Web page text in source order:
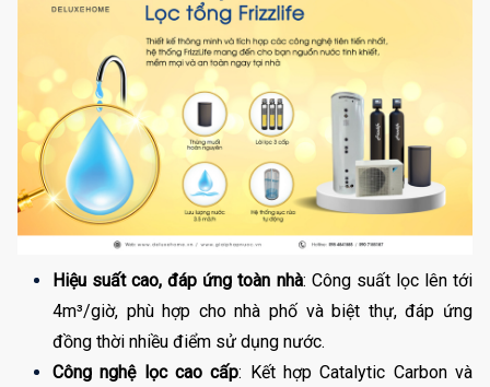
Hiệu suất cao, đáp ứng toàn nhà: Công suất lọc lên tới
4m³/giờ, phù hợp cho nhà phố và biệt thự, đáp ứng
đồng thời nhiều điểm sử dụng nước.
Công nghệ lọc cao cấp: Kết hợp Catalytic Carbon và